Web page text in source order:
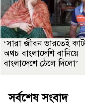
‘সারা জীবন ভারতেই
অথচ বাংলাদেশি বানিয়ে
বাংলাদেশে ঠেলে দিলো’
সর্বশেষ সংবাদ